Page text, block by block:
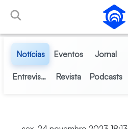
Pular para o Conteúdo principal
Notícias Eventos Jornal
Entrevistas Revista Podcasts